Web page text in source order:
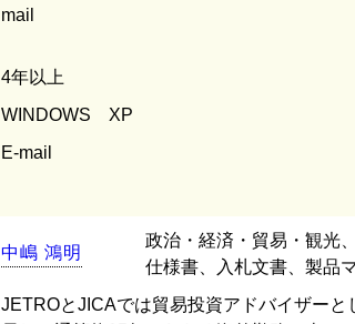
mail
4年以上
WINDOWS XP
E-mail
中嶋 鴻明
政治・経済・貿易・観光
仕様書、入札文書、製品
JETROとJICAでは貿易投資アドバイザー